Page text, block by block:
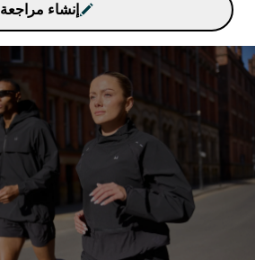
إنشاء مراجعة